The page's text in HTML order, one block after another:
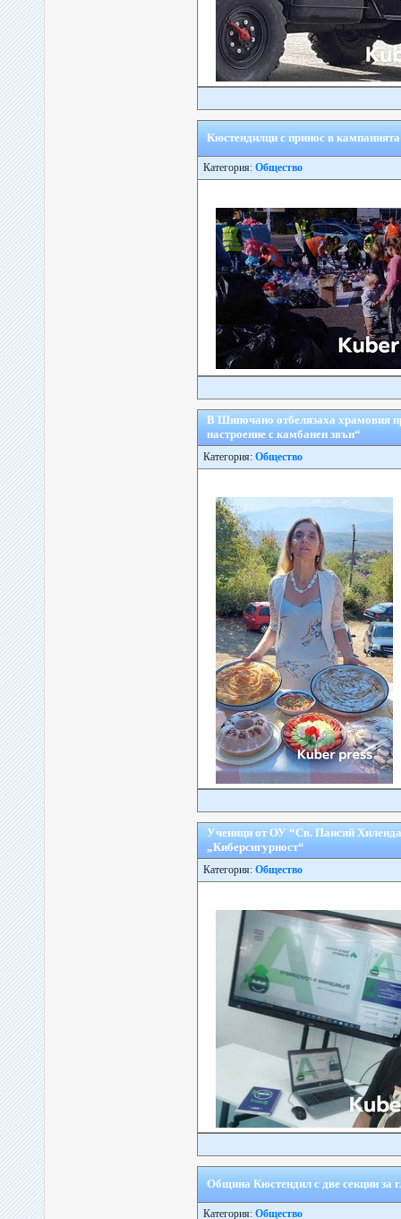
Кюстендилци с принос в
Категория: Общество
В Шипочано отбелязаха храмовия
настроение с камбанен звън“
Категория: Общество
Ученици от ОУ “Св. Паисий
„Киберсигурност“
Категория: Общество
Община Кюстендил с две секции за
Категория: Общество